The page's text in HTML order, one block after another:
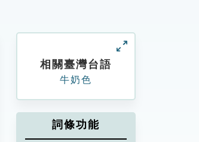
相關臺灣台語
牛奶色
詞條功能